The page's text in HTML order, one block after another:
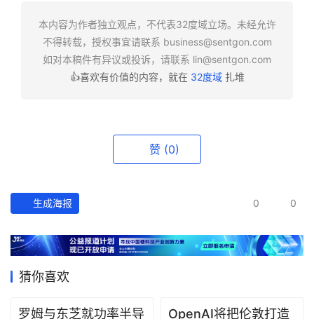
度
经
据
本内容为作者独立观点，不代表32度域立场。未经允许
不得转载，授权事宜请联系 business@sentgon.com
如对本稿件有异议或投诉，请联系 lin@sentgon.com
👍喜欢有价值的内容，就在 32度域扎堆
赞 (0)
生成海报 0 0
猜你喜欢
罗姆与东芝就功率半导
OpenAI将把伦敦打造